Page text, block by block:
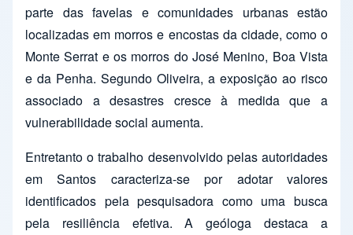
parte das favelas e comunidades urbanas estão
localizadas em morros e encostas da cidade, como o
Monte Serrat e os morros do José Menino, Boa Vista
e da Penha. Segundo Oliveira, a exposição ao risco
associado a desastres cresce à medida que a
vulnerabilidade social aumenta.
Entretanto o trabalho desenvolvido pelas autoridades
em Santos caracteriza-se por adotar valores
identificados pela pesquisadora como uma busca
pela resiliência efetiva. A geóloga destaca a